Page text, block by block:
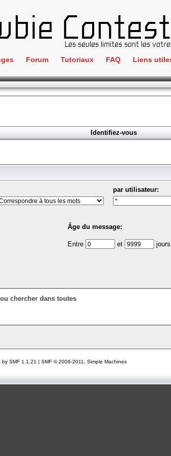
Forum Tutoriaux FAQ Liens
IRC
Identifiez-vous
par utilisateur:
Âge du message:
Entre et jours.
chercher dans toutes
by SMF 1.1.21 | SMF © 2006-2011, Simple Machines